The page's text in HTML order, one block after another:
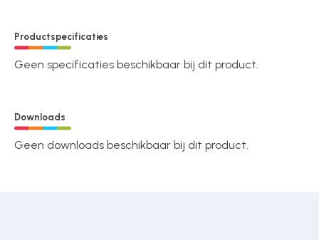
Productspecificaties
Geen specificaties beschikbaar bij dit product.
Downloads
Geen downloads beschikbaar bij dit product.